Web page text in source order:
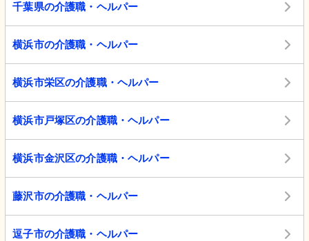
千葉県の介護職・ヘルパー
横浜市の介護職・ヘルパー
横浜市栄区の介護職・ヘルパー
横浜市戸塚区の介護職・ヘルパー
横浜市金沢区の介護職・ヘルパー
藤沢市の介護職・ヘルパー
逗子市の介護職・ヘルパー